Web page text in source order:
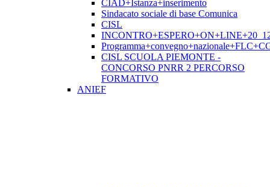
CIAD+Istanza+inserimento
Sindacato sociale di base Comunica
CISL
CISL SCUOLA PIEMONTE -
CONCORSO PNRR 2 PERCORSO
FORMATIVO
ANIEF